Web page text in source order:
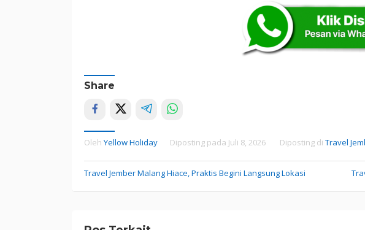
Share
Oleh Yellow Holiday Diposting pada Juli 8, 2026 Diposting di Travel
Navigasi
pos
Travel Jember Malang Hiace, Praktis Begini Langsung Lokasi